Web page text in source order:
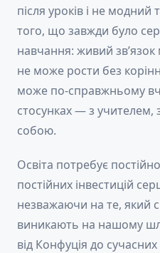
після уроків і не
того, що завжди було
навчання: живий
не може рости без
може по-справжньому
стосунках — з учителем,
собою.
Освіта потребує
постійних інвестицій
незважаючи на те, який
виникають на нашому
від Конфуція до